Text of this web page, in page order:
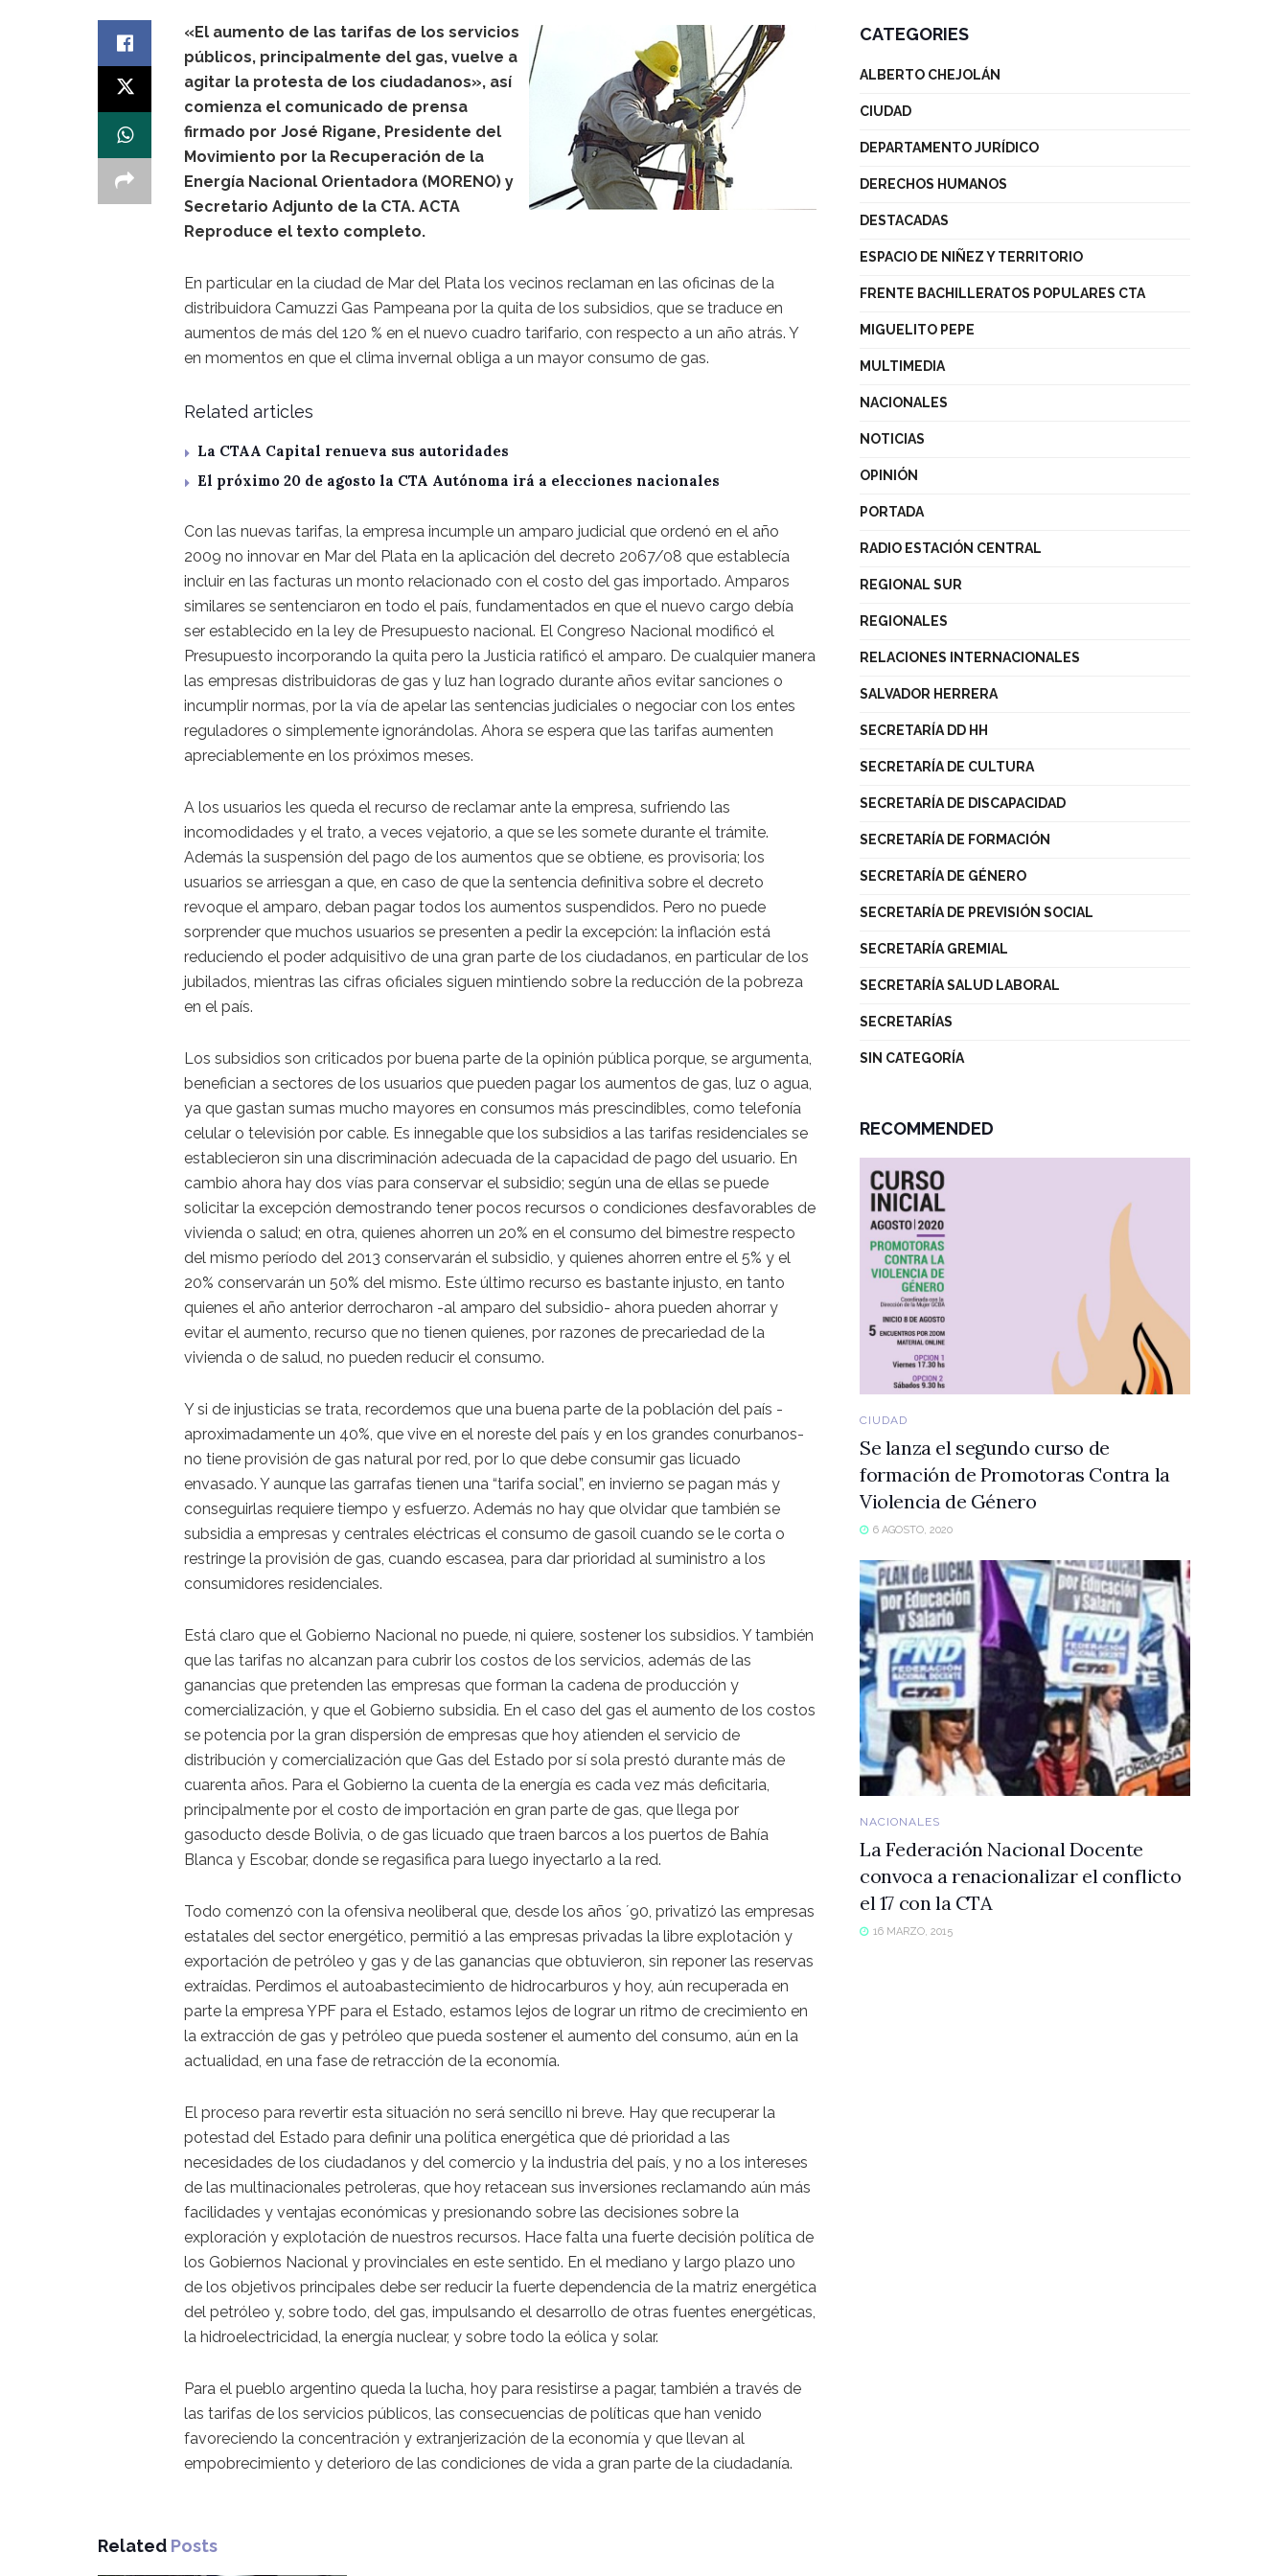
«El aumento de las tarifas de los servicios
públicos, principalmente del gas, vuelve a
agitar la protesta de los ciudadanos», así
comienza el comunicado de prensa
firmado por José Rigane, Presidente del
Movimiento por la Recuperación de la
Energía Nacional Orientadora (MORENO) y
Secretario Adjunto de la CTA. ACTA
Reproduce el texto completo.
En particular en la ciudad de Mar del Plata los vecinos reclaman en las oficinas de la
distribuidora Camuzzi Gas Pampeana por la quita de los subsidios, que se traduce en
aumentos de más del 120 % en el nuevo cuadro tarifario, con respecto a un año atrás. Y
en momentos en que el clima invernal obliga a un mayor consumo de gas.
Related articles
La CTAA Capital renueva sus autoridades
El próximo 20 de agosto la CTA Autónoma irá a elecciones nacionales
Con las nuevas tarifas, la empresa incumple un amparo judicial que ordenó en el año
2009 no innovar en Mar del Plata en la aplicación del decreto 2067/08 que establecía
incluir en las facturas un monto relacionado con el costo del gas importado. Amparos
similares se sentenciaron en todo el país, fundamentados en que el nuevo cargo debía
ser establecido en la ley de Presupuesto nacional. El Congreso Nacional modificó el
Presupuesto incorporando la quita pero la Justicia ratificó el amparo. De cualquier manera
las empresas distribuidoras de gas y luz han logrado durante años evitar sanciones o
incumplir normas, por la vía de apelar las sentencias judiciales o negociar con los entes
reguladores o simplemente ignorándolas. Ahora se espera que las tarifas aumenten
apreciablemente en los próximos meses.
A los usuarios les queda el recurso de reclamar ante la empresa, sufriendo las
incomodidades y el trato, a veces vejatorio, a que se les somete durante el trámite.
Además la suspensión del pago de los aumentos que se obtiene, es provisoria; los
usuarios se arriesgan a que, en caso de que la sentencia definitiva sobre el decreto
revoque el amparo, deban pagar todos los aumentos suspendidos. Pero no puede
sorprender que muchos usuarios se presenten a pedir la excepción: la inflación está
reduciendo el poder adquisitivo de una gran parte de los ciudadanos, en particular de los
jubilados, mientras las cifras oficiales siguen mintiendo sobre la reducción de la pobreza
en el país.
Los subsidios son criticados por buena parte de la opinión pública porque, se argumenta,
benefician a sectores de los usuarios que pueden pagar los aumentos de gas, luz o agua,
ya que gastan sumas mucho mayores en consumos más prescindibles, como telefonía
celular o televisión por cable. Es innegable que los subsidios a las tarifas residenciales se
establecieron sin una discriminación adecuada de la capacidad de pago del usuario. En
cambio ahora hay dos vías para conservar el subsidio; según una de ellas se puede
solicitar la excepción demostrando tener pocos recursos o condiciones desfavorables de
vivienda o salud; en otra, quienes ahorren un 20% en el consumo del bimestre respecto
del mismo período del 2013 conservarán el subsidio, y quienes ahorren entre el 5% y el
20% conservarán un 50% del mismo. Este último recurso es bastante injusto, en tanto
quienes el año anterior derrocharon -al amparo del subsidio- ahora pueden ahorrar y
evitar el aumento, recurso que no tienen quienes, por razones de precariedad de la
vivienda o de salud, no pueden reducir el consumo.
Y si de injusticias se trata, recordemos que una buena parte de la población del país -
aproximadamente un 40%, que vive en el noreste del país y en los grandes conurbanos-
no tiene provisión de gas natural por red, por lo que debe consumir gas licuado
envasado. Y aunque las garrafas tienen una “tarifa social”, en invierno se pagan más y
conseguirlas requiere tiempo y esfuerzo. Además no hay que olvidar que también se
subsidia a empresas y centrales eléctricas el consumo de gasoil cuando se le corta o
restringe la provisión de gas, cuando escasea, para dar prioridad al suministro a los
consumidores residenciales.
Está claro que el Gobierno Nacional no puede, ni quiere, sostener los subsidios. Y también
que las tarifas no alcanzan para cubrir los costos de los servicios, además de las
ganancias que pretenden las empresas que forman la cadena de producción y
comercialización, y que el Gobierno subsidia. En el caso del gas el aumento de los costos
se potencia por la gran dispersión de empresas que hoy atienden el servicio de
distribución y comercialización que Gas del Estado por sí sola prestó durante más de
cuarenta años. Para el Gobierno la cuenta de la energía es cada vez más deficitaria,
principalmente por el costo de importación en gran parte de gas, que llega por
gasoducto desde Bolivia, o de gas licuado que traen barcos a los puertos de Bahía
Blanca y Escobar, donde se regasifica para luego inyectarlo a la red.
Todo comenzó con la ofensiva neoliberal que, desde los años ´90, privatizó las empresas
estatales del sector energético, permitió a las empresas privadas la libre explotación y
exportación de petróleo y gas y de las ganancias que obtuvieron, sin reponer las reservas
extraídas. Perdimos el autoabastecimiento de hidrocarburos y hoy, aún recuperada en
parte la empresa YPF para el Estado, estamos lejos de lograr un ritmo de crecimiento en
la extracción de gas y petróleo que pueda sostener el aumento del consumo, aún en la
actualidad, en una fase de retracción de la economía.
El proceso para revertir esta situación no será sencillo ni breve. Hay que recuperar la
potestad del Estado para definir una política energética que dé prioridad a las
necesidades de los ciudadanos y del comercio y la industria del país, y no a los intereses
de las multinacionales petroleras, que hoy retacean sus inversiones reclamando aún más
facilidades y ventajas económicas y presionando sobre las decisiones sobre la
exploración y explotación de nuestros recursos. Hace falta una fuerte decisión política de
los Gobiernos Nacional y provinciales en este sentido. En el mediano y largo plazo uno
de los objetivos principales debe ser reducir la fuerte dependencia de la matriz energética
del petróleo y, sobre todo, del gas, impulsando el desarrollo de otras fuentes energéticas,
la hidroelectricidad, la energía nuclear, y sobre todo la eólica y solar.
Para el pueblo argentino queda la lucha, hoy para resistirse a pagar, también a través de
las tarifas de los servicios públicos, las consecuencias de políticas que han venido
favoreciendo la concentración y extranjerización de la economía y que llevan al
empobrecimiento y deterioro de las condiciones de vida a gran parte de la ciudadanía.
Related Posts
CATEGORIES
ALBERTO CHEJOLÁN
CIUDAD
DEPARTAMENTO JURÍDICO
DERECHOS HUMANOS
DESTACADAS
ESPACIO DE NIÑEZ Y TERRITORIO
FRENTE BACHILLERATOS POPULARES CTA
MIGUELITO PEPE
MULTIMEDIA
NACIONALES
NOTICIAS
OPINIÓN
PORTADA
RADIO ESTACIÓN CENTRAL
REGIONAL SUR
REGIONALES
RELACIONES INTERNACIONALES
SALVADOR HERRERA
SECRETARÍA DD HH
SECRETARÍA DE CULTURA
SECRETARÍA DE DISCAPACIDAD
SECRETARÍA DE FORMACIÓN
SECRETARÍA DE GÉNERO
SECRETARÍA DE PREVISIÓN SOCIAL
SECRETARÍA GREMIAL
SECRETARÍA SALUD LABORAL
SECRETARÍAS
SIN CATEGORÍA
RECOMMENDED
CIUDAD
Se lanza el segundo curso de
formación de Promotoras Contra la
Violencia de Género
6 AGOSTO, 2020
NACIONALES
La Federación Nacional Docente
convoca a renacionalizar el conflicto
el 17 con la CTA
16 MARZO, 2015